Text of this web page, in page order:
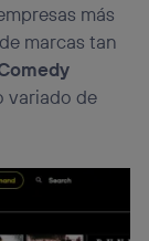
más
marcas tan
variado de